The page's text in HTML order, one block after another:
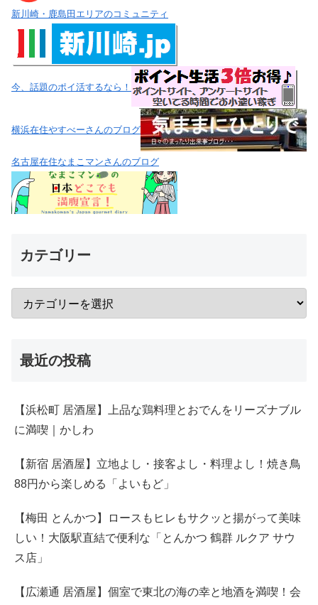
新川崎・鹿島田エリアのコミュニティ
今、話題のポイ活するなら！
横浜在住やすべーさんのブログ
名古屋在住なまこマンさんのブログ
カテゴリー
最近の投稿
【浜松町 居酒屋】上品な鶏料理とおでんをリーズナブル
に満喫｜かしわ
【新宿 居酒屋】立地よし・接客よし・料理よし！焼き鳥
88円から楽しめる「よいもど」
【梅田 とんかつ】ロースもヒレもサクッと揚がって美味
しい！大阪駅直結で便利な「とんかつ 鶴群 ルクア サウ
ス店」
【広瀬通 居酒屋】個室で東北の海の幸と地酒を満喫！会